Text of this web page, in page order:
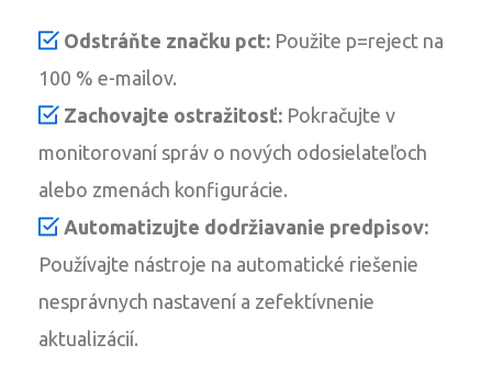
Odstráňte značku pct: Použite p=reject na
100 % e-mailov.
Zachovajte ostražitosť: Pokračujte v
monitorovaní správ o nových odosielateľoch
alebo zmenách konfigurácie.
Automatizujte dodržiavanie predpisov:
Používajte nástroje na automatické riešenie
nesprávnych nastavení a zefektívnenie
aktualizácií.